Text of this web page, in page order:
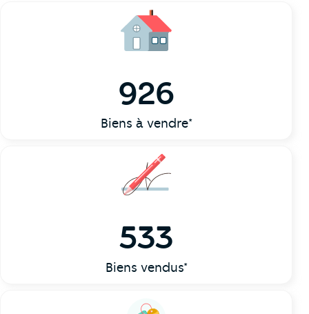
926
Biens à vendre*
533
Biens vendus*